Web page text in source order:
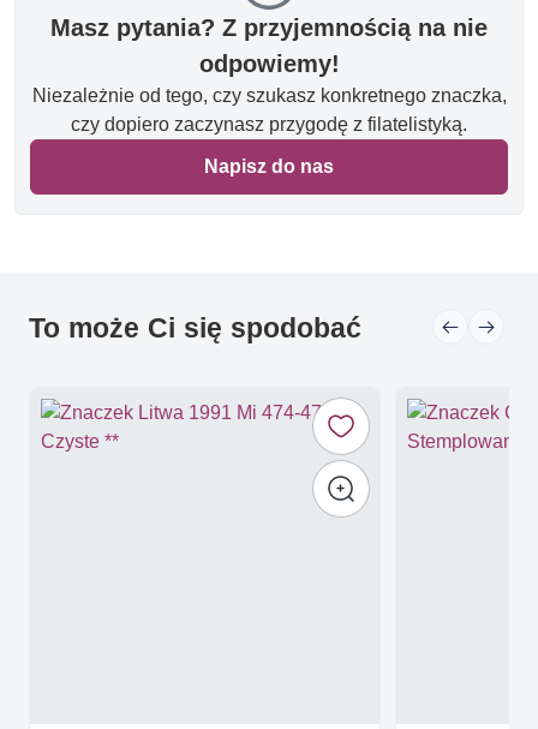
Masz pytania? Z przyjemnością na nie
odpowiemy!
Niezależnie od tego, czy szukasz konkretnego znaczka,
czy dopiero zaczynasz przygodę z filatelistyką.
Napisz do nas
To może Ci się spodobać